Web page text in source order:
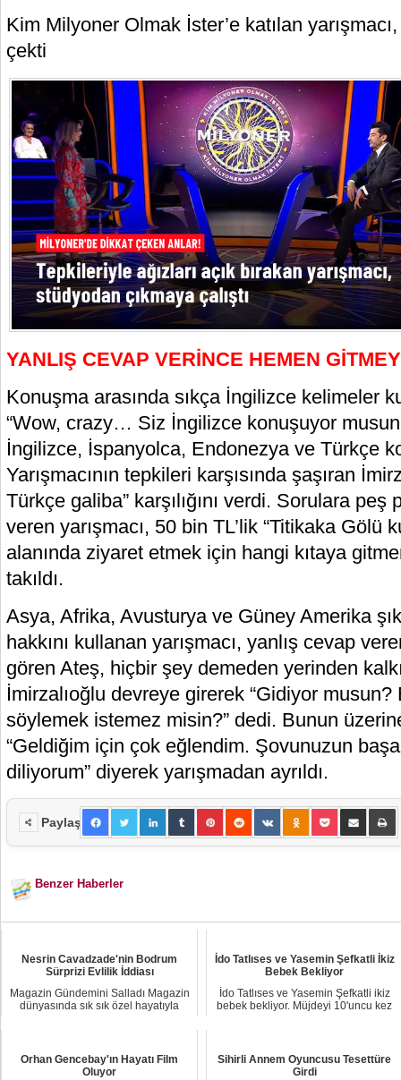
Kim Milyoner Olmak İster’e katılan
çekti
YANLIŞ CEVAP VERİNCE HEMEN
Konuşma arasında sıkça İngilizce kelimeler
“Wow, crazy… Siz İngilizce konuşuyor
İngilizce, İspanyolca, Endonezya ve Türkçe
Yarışmacının tepkileri karşısında şaşıran
Türkçe galiba” karşılığını verdi. Sorulara
veren yarışmacı, 50 bin TL’lik “Titikaka Gölü
alanında ziyaret etmek için hangi kıtaya
takıldı.
Asya, Afrika, Avusturya ve Güney Amerika
hakkını kullanan yarışmacı, yanlış cevap
gören Ateş, hiçbir şey demeden yerinden
İmirzalıoğlu devreye girerek “Gidiyor
söylemek istemez misin?” dedi. Bunun
“Geldiğim için çok eğlendim. Şovunuzun
diliyorum” diyerek yarışmadan ayrıldı.
Paylaş
Benzer Haberler
Nesrin Cavadzade'nin Bodrum
Sürprizi Evlilik İddiası
Magazin Gündemini Salladı Magazin
dünyasında sık sık özel hayatıyla
İdo Tatlıses ve Yasemin Şefkatli İkiz
Bebek Bekliyor
İdo Tatlıses ve Yasemin Şefkatli ikiz
bebek bekliyor. Müjdeyi 10'uncu kez
Orhan Gencebay'ın Hayatı Film
Oluyor
Sihirli Annem Oyuncusu Tesettüre
Girdi